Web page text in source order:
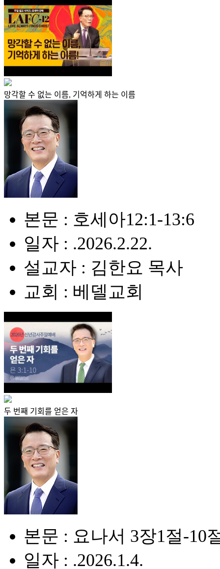
망각할 수 없는 이름, 기억하게 하는 이름
본문 : 호세아12:1-13:6
일자 : .2026.2.22.
설교자 : 김한요 목사
교회 : 베델교회
두 번째 기회를 얻은 자
본문 : 요나서 3장1절-
일자 : .2026.1.4.